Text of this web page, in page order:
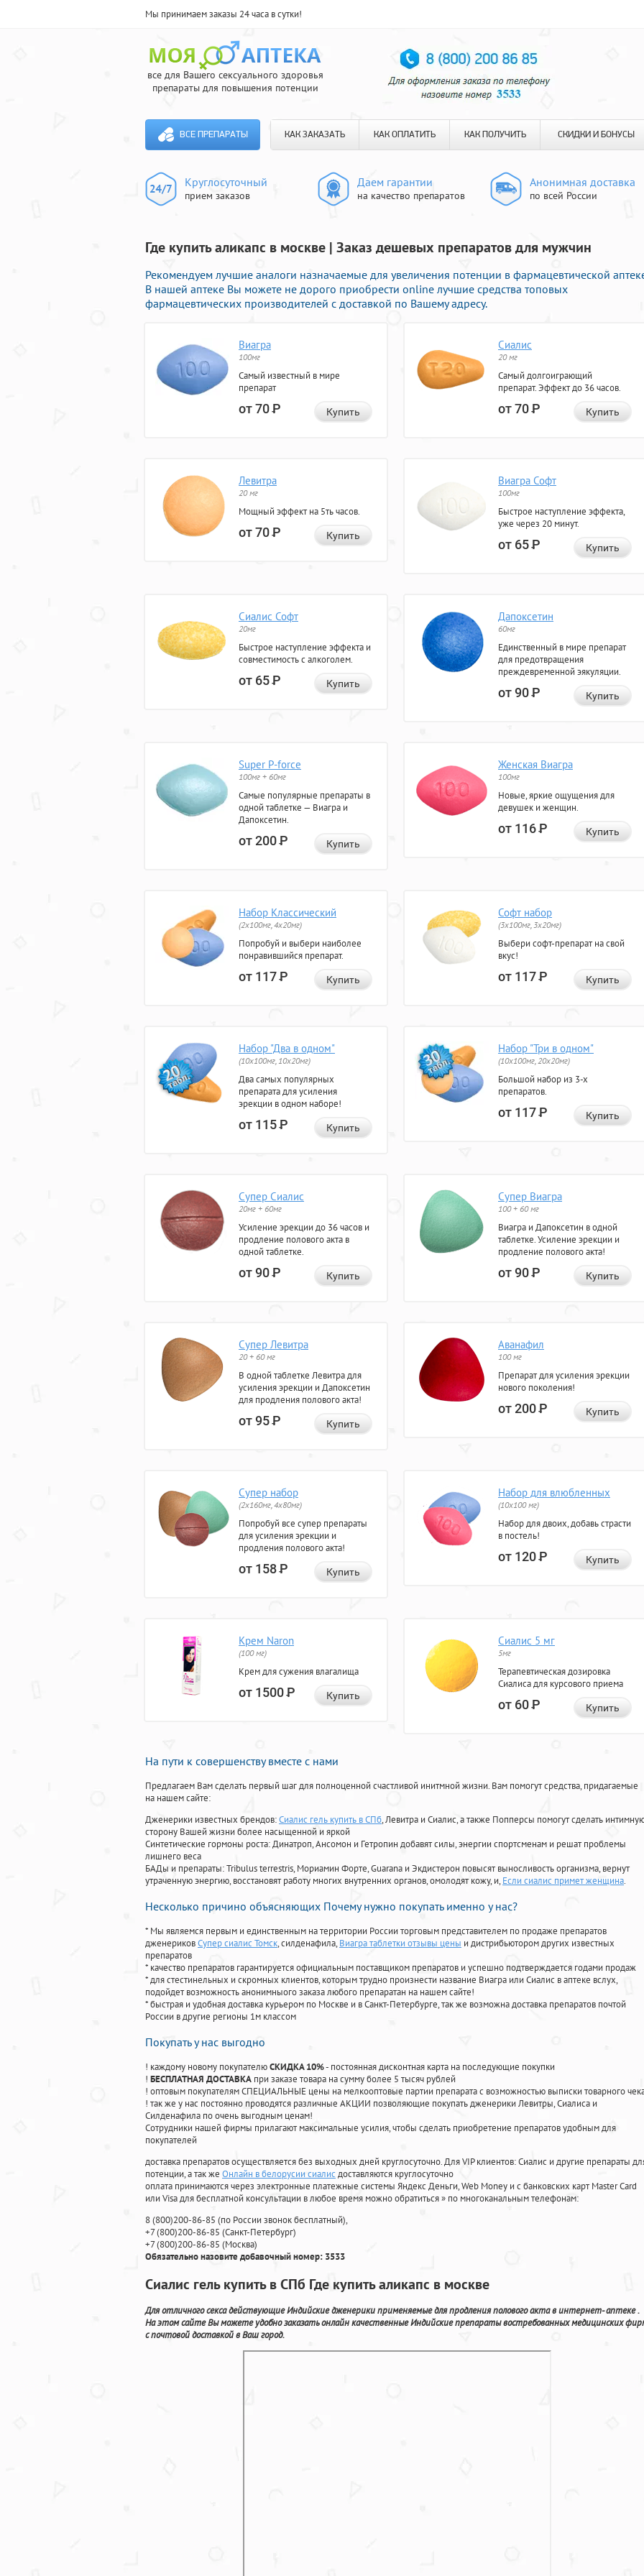
Мы принимаем заказы 24 часа в сутки!
все для Вашего сексуального здоровья
препараты для повышения потенции
ВСЕ ПРЕПАРАТЫ КАК ЗАКАЗАТЬ КАК ОПЛАТИТЬ КАК ПОЛУЧИТЬ СКИДКИ И БОНУСЫ
Круглосуточный
прием заказов
Даем гарантии
на качество препаратов
Анонимная доставка
по всей России
Где купить аликапс в москве | Заказ дешевых препаратов для мужчин
Рекомендуем лучшие аналоги назначаемые для увеличения потенции в фармацевтической
В нашей аптеке Вы можете не дорого приобрести online лучшие средства топовых
фармацевтических производителей с доставкой по Вашему адресу.
Виагра
100мг
Самый известный в мире
препарат
от 70Р Купить
Сиалис
20 мг
Самый долгоиграющий
препарат. Эффект до 36 часов.
от 70Р Купить
Левитра
20 мг
Мощный эффект на 5ть часов.
от 70Р Купить
Виагра Софт
100мг
Быстрое наступление эффекта,
уже через 20 минут.
от 65Р Купить
Сиалис Софт
20мг
Быстрое наступление эффекта и
совместимость с алкоголем.
от 65Р Купить
Дапоксетин
60мг
Единственный в мире препарат
для предотвращения
преждевременной эякуляции.
от 90Р Купить
Super P-force
100мг + 60мг
Самые популярные препараты в
одной таблетке — Виагра и
Дапоксетин.
от 200Р Купить
Женская Виагра
100мг
Новые, яркие ощущения для
девушек и женщин.
от 116Р Купить
Набор Классический
(2x100мг, 4x20мг)
Попробуй и выбери наиболее
понравившийся препарат.
от 117Р Купить
Софт набор
(3x100мг, 3x20мг)
Выбери софт-препарат на свой
вкус!
от 117Р Купить
Набор "Два в одном"
(10x100мг, 10x20мг)
Два самых популярных
препарата для усиления
эрекции в одном наборе!
от 115Р Купить
Набор "Три в одном"
(10x100мг, 20x20мг)
Большой набор из 3-х
препаратов.
от 117Р Купить
Супер Сиалис
20мг + 60мг
Усиление эрекции до 36 часов и
продление полового акта в
одной таблетке.
от 90Р Купить
Супер Виагра
100 + 60 мг
Виагра и Дапоксетин в одной
таблетке. Усиление эрекции и
продление полового акта!
от 90Р Купить
Супер Левитра
20 + 60 мг
В одной таблетке Левитра для
усиления эрекции и Дапоксетин
для продления полового акта!
от 95Р Купить
Аванафил
100 мг
Препарат для усиления эрекции
нового поколения!
от 200Р Купить
Супер набор
(2х160мг, 4х80мг)
Попробуй все супер препараты
для усиления эрекции и
продления полового акта!
от 158Р Купить
Набор для влюбленных
(10х100 мг)
Набор для двоих, добавь страсти
в постель!
от 120Р Купить
Крем Naron
(100 мг)
Крем для сужения влагалища
от 1500Р Купить
Сиалис 5 мг
5мг
Терапевтическая дозировка
Сиалиса для курсового приема
от 60Р Купить
На пути к совершенству вместе с нами
Предлагаем Вам сделать первый шаг для полноценной счастливой инитмной жизни. Вам помогут средства, придагаемые
на нашем сайте:
Дженерики известных брендов:Сиалис гель купить в СПб, Левитра и Сиалис, а также Попперсы помогут сделать
сторону Вашей жизни более насыщенной и яркой
Синтетические гормоны роста: Динатроп, Ансомон и Гетропин добавят силы, энергии спортсменам и решат проблемы
лишнего веса
БАДы и препараты:Tribulus terrestris, Мориамин Форте, Guarana и Экдистерон повысят выносливость организма, вернут
утраченную энергию, восстановят работу многих внутренних органов, омолодят кожу, и, Если сиалис примет женщина.
Несколько причино объясняющих Почему нужно покупать именно у нас?
* Мы являемся первым и единственным на территории России торговым представителем по продаже препаратов
дженериковСупер сиалис Томск, силденафила, Виагра таблетки отзывы цены и дистрибьютором других известных
препаратов
* качество препаратов гарантируется официальным поставщиком препаратов и успешно подтверждается годами продаж
* для стестинельных и скромных клиентов, которым трудно произнести название Виагра или Сиалис в аптеке вслух,
подойдет возможность анонимныого заказа любого препаратан на нашем сайте!
* быстрая и удобная доставка курьером по Москве и в Санкт-Петербурге, так же возможна доставка препаратов почтой
России в другие регионы 1м классом
Покупать у нас выгодно
! каждому новому покупателюСКИДКА 10%- постоянная дисконтная карта на последующие покупки
! БЕСПЛАТНАЯ ДОСТАВКА при заказе товара на сумму более 5 тысяч рублей
! оптовым покупателям СПЕЦИАЛЬНЫЕ цены на мелкооптовые партии препарата с возможностью выписки товарного
! так же у нас постоянно проводятся различные АКЦИИ позволяющие покупать дженерики Левитры, Сиалиса и
Силденафила по очень выгодным ценам!
Cотрудники нашей фирмы прилагают максимальные усилия, чтобы сделать приобретение препаратов удобным для
покупателей
доставка препаратов осуществляется без выходных дней круглосуточно. Для VIP клиентов: Сиалис и другие препараты
потенции, а так же Онлайн в белорусии сиалисдоставляются круглосуточно
оплата принимаются через электронные платежные системы Яндекс Деньги, Web Money и с банковских карт Master Card
или Visa для бесплатной консультации в любое время можно обратиться» по многоканальным телефонам:
8(800)200-86-85 (по России звонок бесплатный),
+7(800)200-86-85 (Санкт-Петербург)
+7(800)200-86-85 (Москва)
Обязательно назовите добавочный номер: 3533
Сиалис гель купить в СПб Где купить аликапс в москве
Для отличного секса действующие Индийские дженерики применяемые для продления полового акта в интернет- аптеке .
На этом сайте Вы можете удобно заказать онлайн качественные Индийские препараты востребованных медицинских
с почтовой доставкой в Ваш город.